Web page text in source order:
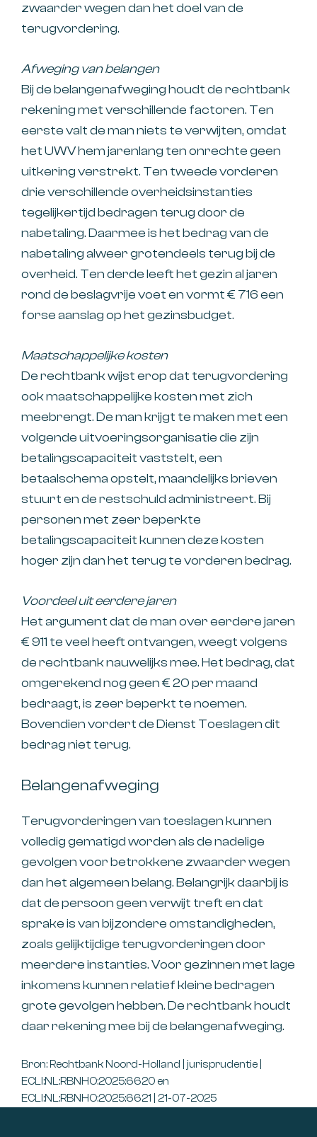
zwaarder wegen dan het doel van de
terugvordering.
Afweging van belangen
Bij de belangenafweging houdt de rechtbank
rekening met verschillende factoren. Ten
eerste valt de man niets te verwijten, omdat
het UWV hem jarenlang ten onrechte geen
uitkering verstrekt. Ten tweede vorderen
drie verschillende overheidsinstanties
tegelijkertijd bedragen terug door de
nabetaling. Daarmee is het bedrag van de
nabetaling alweer grotendeels terug bij de
overheid. Ten derde leeft het gezin al jaren
rond de beslagvrije voet en vormt € 716 een
forse aanslag op het gezinsbudget.
Maatschappelijke kosten
De rechtbank wijst erop dat terugvordering
ook maatschappelijke kosten met zich
meebrengt. De man krijgt te maken met een
volgende uitvoeringsorganisatie die zijn
betalingscapaciteit vaststelt, een
betaalschema opstelt, maandelijks brieven
stuurt en de restschuld administreert. Bij
personen met zeer beperkte
betalingscapaciteit kunnen deze kosten
hoger zijn dan het terug te vorderen bedrag.
Voordeel uit eerdere jaren
Het argument dat de man over eerdere jaren
€ 911 te veel heeft ontvangen, weegt volgens
de rechtbank nauwelijks mee. Het bedrag, dat
omgerekend nog geen € 20 per maand
bedraagt, is zeer beperkt te noemen.
Bovendien vordert de Dienst Toeslagen dit
bedrag niet terug.
Belangenafweging
Terugvorderingen van toeslagen kunnen
volledig gematigd worden als de nadelige
gevolgen voor betrokkene zwaarder wegen
dan het algemeen belang. Belangrijk daarbij is
dat de persoon geen verwijt treft en dat
sprake is van bijzondere omstandigheden,
zoals gelijktijdige terugvorderingen door
meerdere instanties. Voor gezinnen met lage
inkomens kunnen relatief kleine bedragen
grote gevolgen hebben. De rechtbank houdt
daar rekening mee bij de belangenafweging.
Bron: Rechtbank Noord-Holland | jurisprudentie |
ECLI:NL:RBNHO:2025:6620 en
ECLI:NL:RBNHO:2025:6621 | 21-07-2025